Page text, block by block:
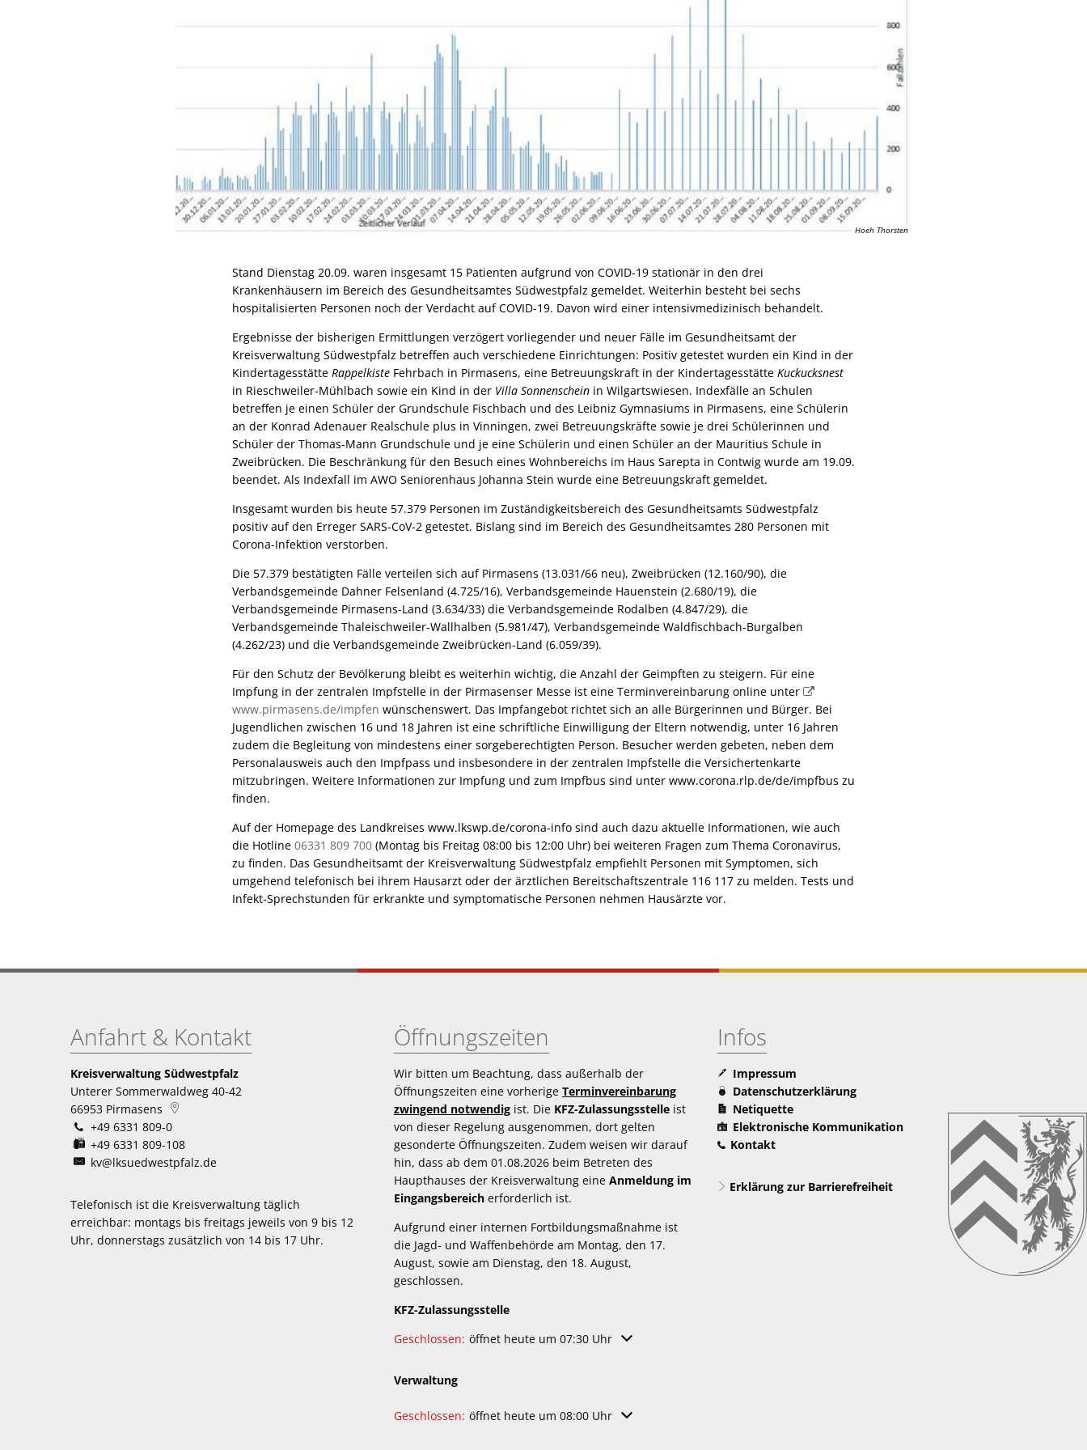
Hoeh Thorsten
Stand Dienstag 20.09. waren insgesamt 15 Patienten aufgrund von COVID-19 stationär in den drei
Krankenhäusern im Bereich des Gesundheitsamtes Südwestpfalz gemeldet. Weiterhin besteht bei sechs
hospitalisierten Personen noch der Verdacht auf COVID-19. Davon wird einer intensivmedizinisch behandelt.
Ergebnisse der bisherigen Ermittlungen verzögert vorliegender und neuer Fälle im Gesundheitsamt der
Kreisverwaltung Südwestpfalz betreffen auch verschiedene Einrichtungen: Positiv getestet wurden ein Kind in der
Kindertagesstätte Rappelkiste Fehrbach in Pirmasens, eine Betreuungskraft in der Kindertagesstätte Kuckucksnest
in Rieschweiler-Mühlbach sowie ein Kind in der Villa Sonnenschein in Wilgartswiesen. Indexfälle an Schulen
betreffen je einen Schüler der Grundschule Fischbach und des Leibniz Gymnasiums in Pirmasens, eine Schülerin
an der Konrad Adenauer Realschule plus in Vinningen, zwei Betreuungskräfte sowie je drei Schülerinnen und
Schüler der Thomas-Mann Grundschule und je eine Schülerin und einen Schüler an der Mauritius Schule in
Zweibrücken. Die Beschränkung für den Besuch eines Wohnbereichs im Haus Sarepta in Contwig wurde am 19.09.
beendet. Als Indexfall im AWO Seniorenhaus Johanna Stein wurde eine Betreuungskraft gemeldet.
Insgesamt wurden bis heute 57.379 Personen im Zuständigkeitsbereich des Gesundheitsamts Südwestpfalz
positiv auf den Erreger SARS-CoV-2 getestet. Bislang sind im Bereich des Gesundheitsamtes 280 Personen mit
Corona-Infektion verstorben.
Die 57.379 bestätigten Fälle verteilen sich auf Pirmasens (13.031/66 neu), Zweibrücken (12.160/90), die
Verbandsgemeinde Dahner Felsenland (4.725/16), Verbandsgemeinde Hauenstein (2.680/19), die
Verbandsgemeinde Pirmasens-Land (3.634/33) die Verbandsgemeinde Rodalben (4.847/29), die
Verbandsgemeinde Thaleischweiler-Wallhalben (5.981/47), Verbandsgemeinde Waldfischbach-Burgalben
(4.262/23) und die Verbandsgemeinde Zweibrücken-Land (6.059/39).
Für den Schutz der Bevölkerung bleibt es weiterhin wichtig, die Anzahl der Geimpften zu steigern. Für eine
Impfung in der zentralen Impfstelle in der Pirmasenser Messe ist eine Terminvereinbarung online unter
www.pirmasens.de/impfen wünschenswert. Das Impfangebot richtet sich an alle Bürgerinnen und Bürger. Bei
Jugendlichen zwischen 16 und 18 Jahren ist eine schriftliche Einwilligung der Eltern notwendig, unter 16 Jahren
zudem die Begleitung von mindestens einer sorgeberechtigten Person. Besucher werden gebeten, neben dem
Personalausweis auch den Impfpass und insbesondere in der zentralen Impfstelle die Versichertenkarte
mitzubringen. Weitere Informationen zur Impfung und zum Impfbus sind unter www.corona.rlp.de/de/impfbus zu
finden.
Auf der Homepage des Landkreises www.lkswp.de/corona-info sind auch dazu aktuelle Informationen, wie auch
die Hotline 06331 809 700 (Montag bis Freitag 08:00 bis 12:00 Uhr) bei weiteren Fragen zum Thema Coronavirus,
zu finden. Das Gesundheitsamt der Kreisverwaltung Südwestpfalz empfiehlt Personen mit Symptomen, sich
umgehend telefonisch bei ihrem Hausarzt oder der ärztlichen Bereitschaftszentrale 116 117 zu melden. Tests und
Infekt-Sprechstunden für erkrankte und symptomatische Personen nehmen Hausärzte vor.
Anfahrt & Kontakt
Kreisverwaltung Südwestpfalz
Unterer Sommerwaldweg 40-42
66953 Pirmasens
+49 6331 809-0
+49 6331 809-108
kv@lksuedwestpfalz.de
Telefonisch ist die Kreisverwaltung täglich
erreichbar: montags bis freitags jeweils von 9 bis 12
Uhr, donnerstags zusätzlich von 14 bis 17 Uhr.
Öffnungszeiten
Wir bitten um Beachtung, dass außerhalb der
Öffnungszeiten eine vorherige Terminvereinbarung
zwingend notwendig ist. Die KFZ-Zulassungsstelle ist
von dieser Regelung ausgenommen, dort gelten
gesonderte Öffnungszeiten. Zudem weisen wir darauf
hin, dass ab dem 01.08.2026 beim Betreten des
Haupthauses der Kreisverwaltung eine Anmeldung im
Eingangsbereich erforderlich ist.
Aufgrund einer internen Fortbildungsmaßnahme ist
die Jagd- und Waffenbehörde am Montag, den 17.
August, sowie am Dienstag, den 18. August,
geschlossen.
KFZ-Zulassungsstelle
Klicken, um weitere Öffnungs- oder Schließzeiten auszublenden
Geschlossen: öffnet heute um 07:30 Uhr
Verwaltung
Klicken, um weitere Öffnungs- oder Schließzeiten auszublenden
Geschlossen: öffnet heute um 08:00 Uhr
Infos
Impressum
Datenschutzerklärung
Netiquette
Elektronische Kommunikation
Kontakt
Erklärung zur Barrierefreiheit